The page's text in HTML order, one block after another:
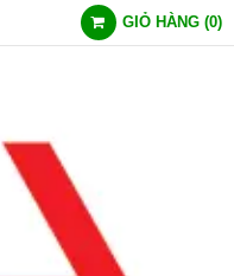
GIỎ HÀNG (0)